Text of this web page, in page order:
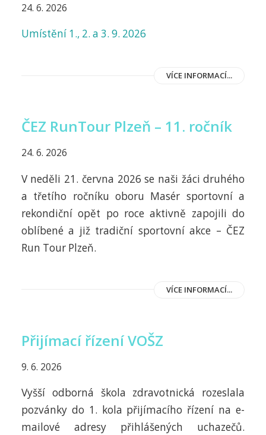
24. 6. 2026
Umístění 1., 2. a 3. 9. 2026
VÍCE INFORMACÍ...
ČEZ RunTour Plzeň – 11. ročník
24. 6. 2026
V neděli 21. června 2026 se naši žáci druhého
a třetího ročníku oboru Masér sportovní a
rekondiční opět po roce aktivně zapojili do
oblíbené a již tradiční sportovní akce – ČEZ
Run Tour Plzeň.
VÍCE INFORMACÍ...
Přijímací řízení VOŠZ
9. 6. 2026
Vyšší odborná škola zdravotnická rozeslala
pozvánky do 1. kola přijímacího řízení na e-
mailové adresy přihlášených uchazečů.